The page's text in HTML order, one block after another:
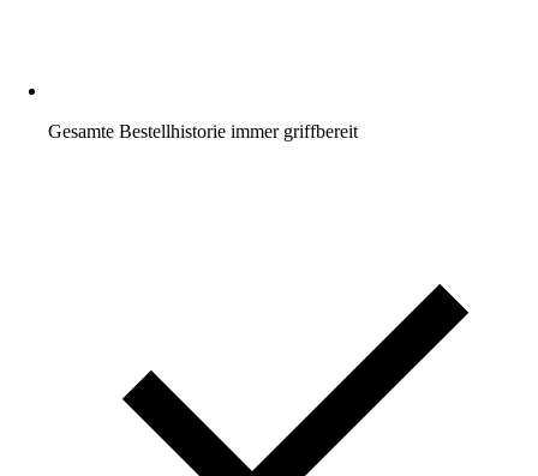
Gesamte Bestellhistorie immer griffbereit